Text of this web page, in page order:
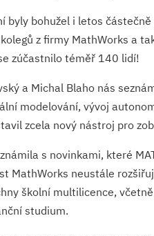
byly bohužel i letos
z firmy MathWorks a
zúčastnilo téměř 140 lidí!
a Michal Blaho nás
modelování, vývoj
zcela nový nástroj pro
s novinkami, které
MathWorks neustále
školní multilicence,
studium.